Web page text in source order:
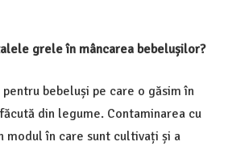
grele în mâncarea bebelușilor?
bebeluși pe care o găsim în
din legume. Contaminarea cu
modul în care sunt cultivați și a